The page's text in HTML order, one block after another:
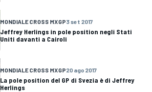
MONDIALE CROSS MXGP3 set 2017
Jeffrey Herlings in pole position negli Stati
Uniti davanti a Cairoli
MONDIALE CROSS MXGP20 ago 2017
La pole position del GP di Svezia è di Jeffrey
Herlings